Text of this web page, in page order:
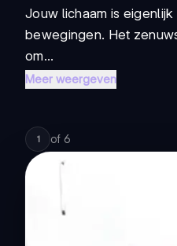
Jouw lichaam is
bewegingen. Het
om...
Meer weergeven
1 of 6